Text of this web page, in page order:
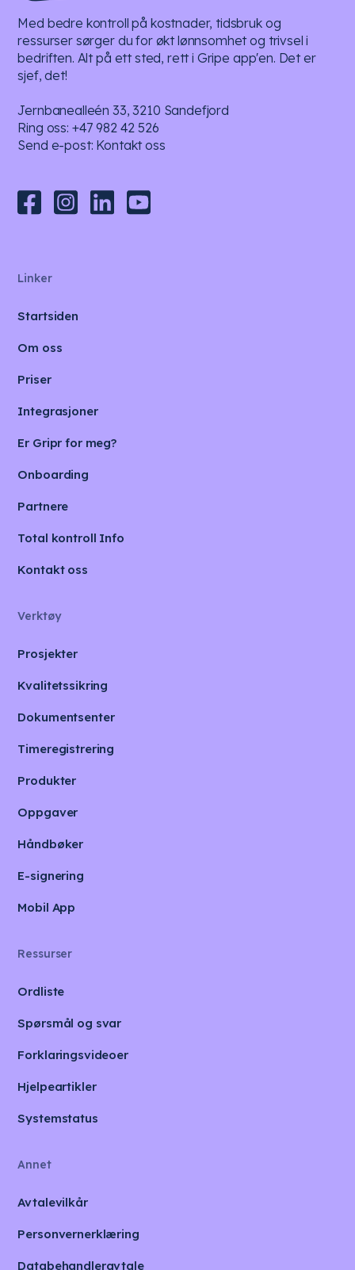
Med bedre kontroll på kostnader, tidsbruk og
ressurser sørger du for økt lønnsomhet og trivsel i
bedriften. Alt på ett sted, rett i Gripe app'en. Det er
sjef, det!
Jernbanealleén 33, 3210 Sandefjord
Ring oss: +47 982 42 526
Send e-post: Kontakt oss
Linker
Startsiden
Om oss
Priser
Integrasjoner
Er Gripr for meg?
Onboarding
Partnere
Total kontroll Info
Kontakt oss
Verktøy
Prosjekter
Kvalitetssikring
Dokumentsenter
Timeregistrering
Produkter
Oppgaver
Håndbøker
E-signering
Mobil App
Ressurser
Ordliste
Spørsmål og svar
Forklaringsvideoer
Hjelpeartikler
Systemstatus
Annet
Avtalevilkår
Personvernerklæring
Databehandleravtale